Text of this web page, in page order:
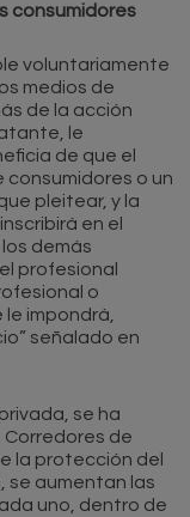
consumidores
voluntariamente
medios de
de la acción
le
de que el
o un
pleitear, y la
en el
demás
profesional
o
impondrá,
señalado en
se ha
de
la protección del
se aumentan las
uno, dentro de